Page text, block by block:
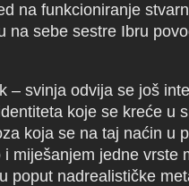
na funkcioniranje
na sebe sestre Ibru
– svinja odvija se još
koje se kreće u
koja se na taj naćin u
miješanjem jedne vrste
poput nadrealističke